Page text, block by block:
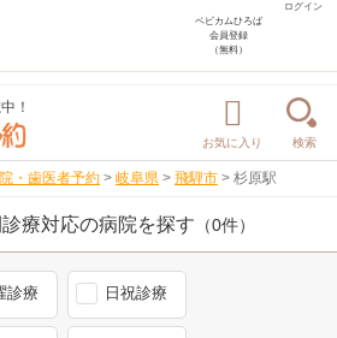
ログイン
ベビカムひろば
会員登録
（無料）
！
お気に入り 検索
・歯医者予約 > 岐阜県 > 飛騨市 > 杉原駅
療対応の病院を探す （0件）
診療 日祝診療